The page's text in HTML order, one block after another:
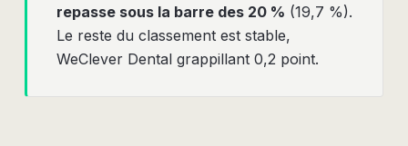
repasse sous la barre des 20 % (19,7 %).
Le reste du classement est stable,
WeClever Dental grappillant 0,2 point.